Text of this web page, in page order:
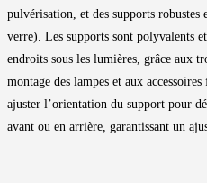
pulvérisation, et des supports
verre). Les supports sont polyvalents
endroits sous les lumières, grâce aux
montage des lampes et aux
ajuster l’orientation du support pour
avant ou en arrière, garantissant un